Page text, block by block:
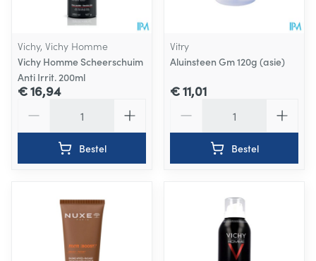
Vichy, Vichy Homme
Vichy Homme Scheerschuim
Anti Irrit. 200ml
€ 16,94
Bestel
Vitry
Aluinsteen Gm 120g (asie)
€ 11,01
Bestel